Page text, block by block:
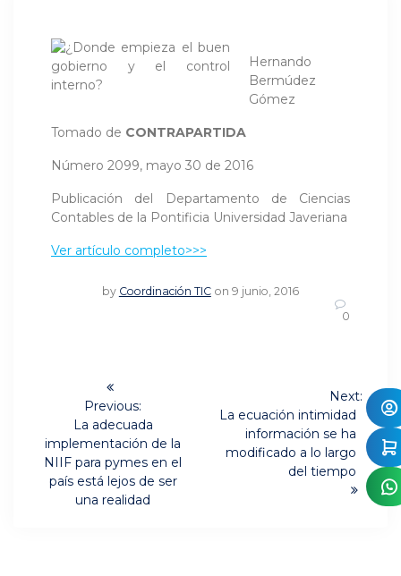
Hernando
Bermúdez
Gómez
Tomado de CONTRAPARTIDA
Número 2099, mayo 30 de 2016
Publicación del Departamento de Ciencias
Contables de la Pontificia Universidad Javeriana
Ver artículo completo>>>
by Coordinación TIC on 9 junio, 2016
0
Navegación
entradas
Previous:
Previous
post:
La adecuada
implementación de la
NIIF para pymes en el
país está lejos de ser
una realidad
Next:
Next
La ecuación intimidad
información se ha
modificado a lo largo
del tiempo